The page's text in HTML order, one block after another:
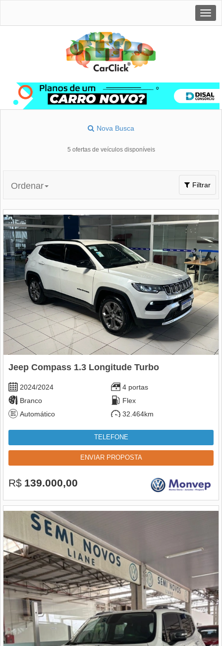
Nova Busca
5 ofertas de veículos disponíveis
Toggle
navigation
Filtrar
Ordenar
Jeep Compass 1.3 Longitude Turbo
2024/2024
4 portas
Branco
Flex
Automático
32.464km
TELEFONE
ENVIAR PROPOSTA
R$ 139.000,00